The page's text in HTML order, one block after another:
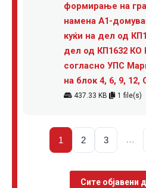
формирање на
намена А1-
куќи на дел од
дел од КП1632 КО
согласно УПС
на блок 4, 6, 9,
437.33 KB 1 file(s)
1 2 3 …
Сите објавени